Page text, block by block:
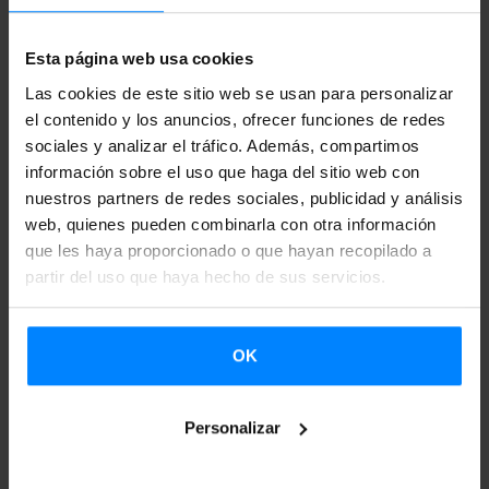
Esta página web usa cookies
Las cookies de este sitio web se usan para personalizar
el contenido y los anuncios, ofrecer funciones de redes
sociales y analizar el tráfico. Además, compartimos
información sobre el uso que haga del sitio web con
nuestros partners de redes sociales, publicidad y análisis
web, quienes pueden combinarla con otra información
que les haya proporcionado o que hayan recopilado a
partir del uso que haya hecho de sus servicios.
OK
Personalizar
chalupas de la misma nave fueron abatidos en Dýrafjörður,
con la excepción de uno que se dice que consiguió
sobrevivir. [...] Escuchen los que quieran e ignórenlo los
que lo deseen.”
Tras descubrir la placa, el cantante Steindór Andersen
de Jón el Sabio, con la ayuda del sonido del arpa de
Oláfur Jóhann Engilbertsson
Asociación Vasco-Islandesa, de la que también forma
Márgret Jónsdottir